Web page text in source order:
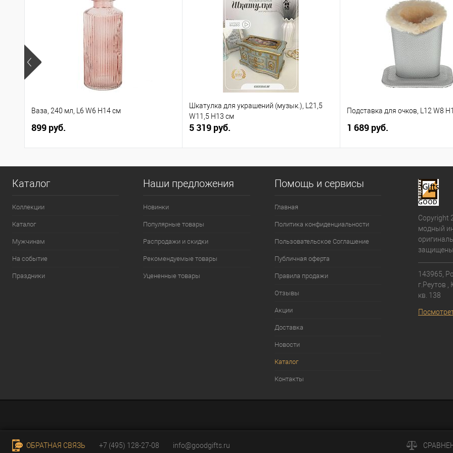
Ваза, 240 мл, L6 W6 H14 см
899 руб.
Шкатулка для украшений (музык.), L21,5
W11,5 H13 см
5 319 руб.
Подставка для очков, L12 W8
1 689 руб.
Каталог
Коллекции
Каталог
Мужчинам
На событие
Праздники
Наши предложения
Новинки
Популярные товары
Распродажи и скидки
Рекомендуемые товары
Уцененные товары
Помощь и сервисы
Главная
Политика конфиденциальности
Пользовательское Соглашение
Публичная оферта
Правила продажи
Отзывы
Акции
Доставка
Новости
Каталог
Контакты
Copyright
модный
143965,
г.Реутов
кв. 138⁠
ОБРАТНАЯ СВЯЗЬ +7 (495) 128-27-08 info@goodgifts.ru